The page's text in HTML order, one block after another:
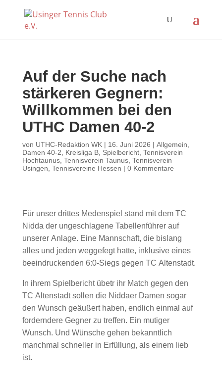
Auf der Suche nach
stärkeren Gegnern:
Willkommen bei den
UTHC Damen 40-2
von UTHC-Redaktion WK| 16. Juni 2026 | Allgemein
Damen 40-2
Kreisliga B, Spielbericht, Tennisverein
Hochtaunus, Tennisverein Taunus, Tennisverein
Usingen Tennisvereine Hessen | 0 Kommentare
Für unser drittes Medenspiel stand mit dem TC
Nidda der ungeschlagene Tabellenführer auf
unserer Anlage. Eine Mannschaft, die bislang
alles und jeden weggefegt hatte, inklusive eines
beeindruckenden 6:0-Siegs gegen TC Altenstadt.
In ihrem Spielbericht übetr ihr Match gegen den
TC Altenstadt sollen die Niddaer Damen sogar
den Wunsch geäußert haben, endlich einmal auf
forderndere Gegner zu treffen. Ein mutiger
Wunsch. Und Wünsche gehen bekanntlich
manchmal schneller in Erfüllung, als einem lieb
ist.